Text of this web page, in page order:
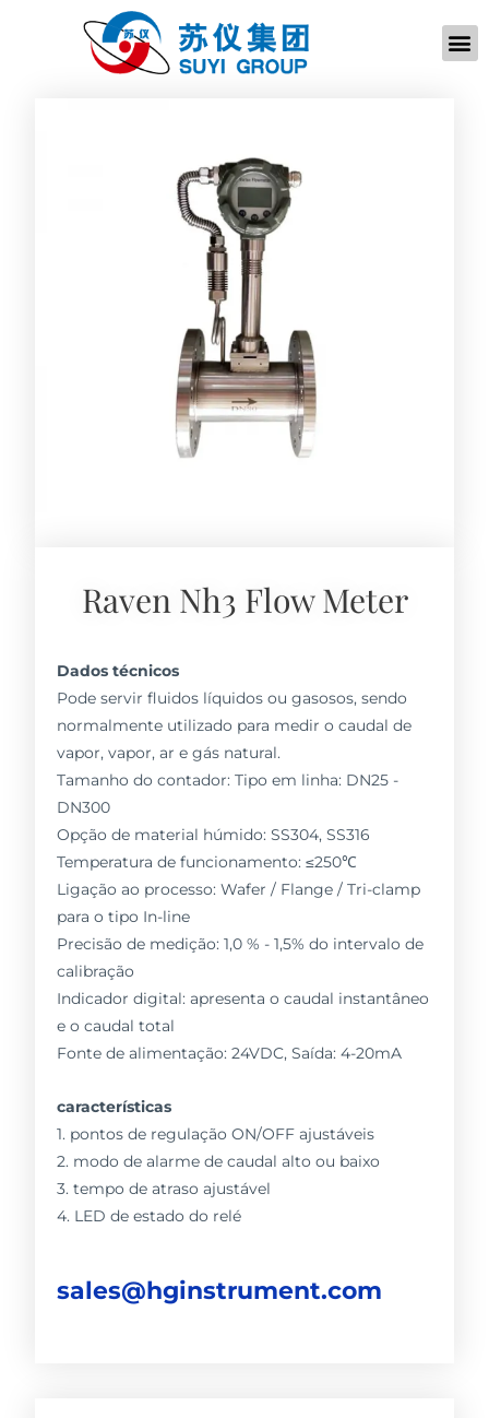
Raven Nh3 Flow Meter
Dados técnicos
Pode servir fluidos líquidos ou gasosos, sendo
normalmente utilizado para medir o caudal de
vapor, vapor, ar e gás natural.
Tamanho do contador: Tipo em linha: DN25 -
DN300
Opção de material húmido: SS304, SS316
Temperatura de funcionamento: ≤250℃
Ligação ao processo: Wafer / Flange / Tri-clamp
para o tipo In-line
Precisão de medição: 1,0 % - 1,5% do intervalo de
calibração
Indicador digital: apresenta o caudal instantâneo
e o caudal total
Fonte de alimentação: 24VDC, Saída: 4-20mA
características
1. pontos de regulação ON/OFF ajustáveis
2. modo de alarme de caudal alto ou baixo
3. tempo de atraso ajustável
4. LED de estado do relé
sales@hginstrument.com